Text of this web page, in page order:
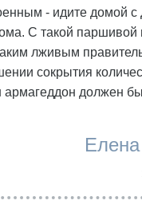
- идите домой с
С такой паршивой
лживым
сокрытия
должен